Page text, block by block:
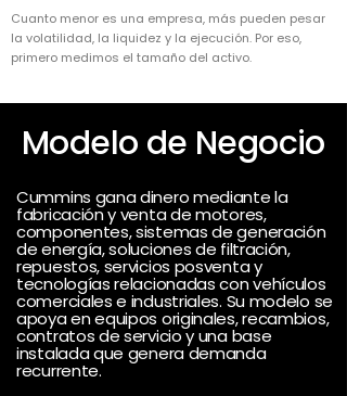
Cuanto menor es una empresa, más pueden pesar
la volatilidad, la liquidez y la ejecución. Por eso,
primero medimos el tamaño del activo.
Modelo de Negocio
Cummins gana dinero mediante la
fabricación y venta de motores,
componentes, sistemas de generación
de energía, soluciones de filtración,
repuestos, servicios posventa y
tecnologías relacionadas con vehículos
comerciales e industriales. Su modelo se
apoya en equipos originales, recambios,
contratos de servicio y una base
instalada que genera demanda
recurrente.